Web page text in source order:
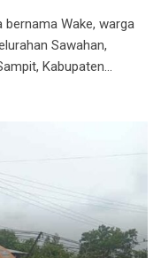
bernama Wake, warga
Sawahan,
Kabupaten…